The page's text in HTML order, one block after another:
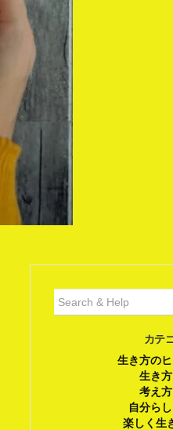
カテ
生き方の
生き
考え
自分ら
楽しく生